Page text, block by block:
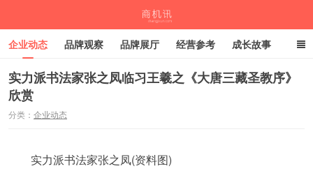
企业动态 品牌观察 品牌展厅 经营参考 成长故事
深度观察 伙伴计划
实力派书法家张之凤临习王羲之《大唐三藏圣教序》
欣赏
分类： 企业动态
实力派书法家张之凤(资料图)